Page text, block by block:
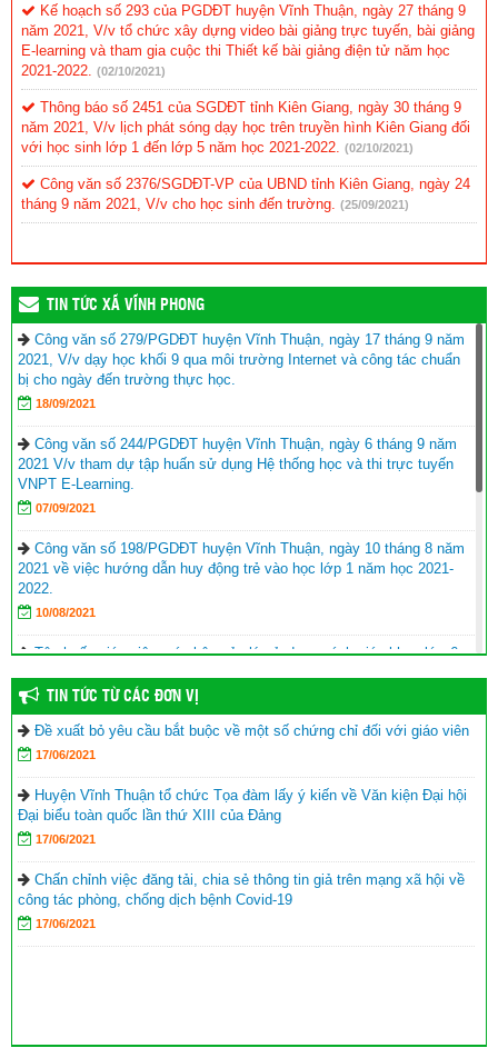
Kế hoạch số 293 của PGDĐT huyện Vĩnh Thuận, ngày 27 tháng 9
năm 2021, V/v tổ chức xây dựng video bài giảng trực tuyến, bài giảng
E-learning và tham gia cuộc thi Thiết kế bài giảng điện tử năm học
2021-2022.
(02/10/2021)
Thông báo số 2451 của SGDĐT tỉnh Kiên Giang, ngày 30 tháng 9
năm 2021, V/v lịch phát sóng dạy học trên truyền hình Kiên Giang đối
với học sinh lớp 1 đến lớp 5 năm học 2021-2022.
(02/10/2021)
Công văn số 2376/SGDĐT-VP của UBND tỉnh Kiên Giang, ngày 24
tháng 9 năm 2021, V/v cho học sinh đến trường.
(25/09/2021)
TIN TỨC XÃ VĨNH PHONG
Công văn số 279/PGDĐT huyện Vĩnh Thuận, ngày 17 tháng 9 năm
2021, V/v dạy học khối 9 qua môi trường Internet và công tác chuẩn
bị cho ngày đến trường thực học.
18/09/2021
Công văn số 244/PGDĐT huyện Vĩnh Thuận, ngày 6 tháng 9 năm
2021 V/v tham dự tập huấn sử dụng Hệ thống học và thi trực tuyến
VNPT E-Learning.
07/09/2021
Công văn số 198/PGDĐT huyện Vĩnh Thuận, ngày 10 tháng 8 năm
2021 về việc hướng dẫn huy động trẻ vào học lớp 1 năm học 2021-
2022.
10/08/2021
Tập huấn giáo viên, cán bộ quản lý sử dụng sách giáo khoa lớp 6
17/06/2021
Hội Khuyến học huyện Vĩnh Thuận trao tặng nhà khuyến học cho
học sinh nghèo xã Phong Đông
Agribank chi nhánh huyện Vĩnh Thuận Kiên Giang II trao tập cho 22
trường nhân lễ khai giảng năm học mới 2023-2024
huyện Vĩnh Thuận
(05/09/2023)
Thư của Chủ tịch nước Võ Văn Thưởng gửi ngành giáo dục nhân
dịp khai giảng năm học 2023-2024
TIN TỨC TỪ CÁC ĐƠN VỊ
Đề xuất bỏ yêu cầu bắt buộc về một số chứng chỉ đối với giáo viên
17/06/2021
Huyện Vĩnh Thuận tổ chức Tọa đàm lấy ý kiến về Văn kiện Đại hội
Đại biểu toàn quốc lần thứ XIII của Đảng
17/06/2021
Chấn chỉnh việc đăng tải, chia sẻ thông tin giả trên mạng xã hội về
công tác phòng, chống dịch bệnh Covid-19
17/06/2021